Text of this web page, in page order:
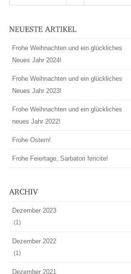
Frohe Weihnachten und ein glückliches
Neues Jahr 2024!
Frohe Weihnachten und ein glückliches
Neues Jahr 2023!
Frohe Weihnachten und ein glückliches
neues Jahr 2022!
Frohe Ostern!
Frohe Feiertage, Sarbatori fericite!
Dezember 2023
(1)
Dezember 2022
(1)
Dezember 2021